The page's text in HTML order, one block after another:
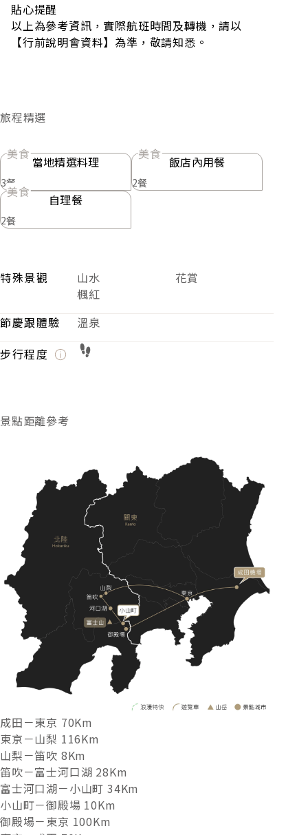
貼心提醒
以上為參考資訊，實際航班時間及轉機，請以
【行前說明會資料】為準，敬請知悉。
旅程精選
美食當地精選料理
3餐
美食 飯店內用餐
2餐
美食 自理餐
2餐
特殊景觀 山水
花賞
楓紅
節慶跟體驗
溫泉
步行程度
景點距離參考
成田－東京 70Km
東京－山梨 116Km
山梨－笛吹 8Km
笛吹－富士河口湖 28Km
富士河口湖－小山町 34Km
小山町－御殿場 10Km
御殿場－東京 100Km